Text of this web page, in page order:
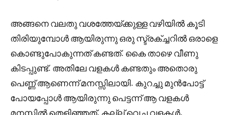
അങ്ങനെ വലതു വശത്തേയ്ക്കുള്ള വഴിയിൽ കൂടി
തിരിയുമ്പോൾ ആയിരുന്നു ഒരു സ്ട്രക്ച്ചറിൽ ഒരാളെ
കൊണ്ടുപോകുന്നത് കണ്ടത്. കൈ താഴെ വീണു
കിടപ്പുണ്ട്. അതിലേ വളകൾ കണ്ടതും അതൊരു
പെണ്ണ് ആണെന്ന് മനസ്സിലായി. കുറച്ചു മുൻപോട്ട്
പോയപ്പോൾ ആയിരുന്നു പെട്ടന്ന് ആ വളകൾ
മനസ്സിൽ തെളിഞ്ഞത്. കല്ല് വെച്ച വളകൾ.